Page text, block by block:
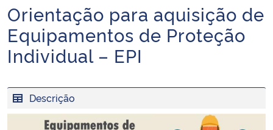
Ministério da Infraestrutura
Ministério da Agricultura, Pecuária e Abastecimento
Ministério da Cidadania
Início do conteúdo
Orientação para aquisição de
Equipamentos de Proteção
Individual – EPI
Descrição